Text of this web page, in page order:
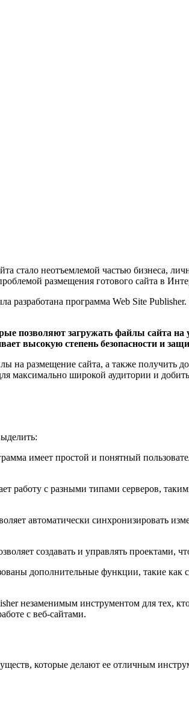
стало неотъемлемой частью бизнеса,
размещения готового сайта в
разработана программа Web Site
позволяют загружать файлы сайта на
высокую степень безопасности и
на размещение сайта, а также получить
максимально широкой аудитории и
имеет простой и понятный
работу с разными типами серверов,
автоматически синхронизировать
создавать и управлять проектами,
дополнительные функции, такие как
незаменимым инструментом для тех,
с веб-сайтами.
которые делают ее отличным